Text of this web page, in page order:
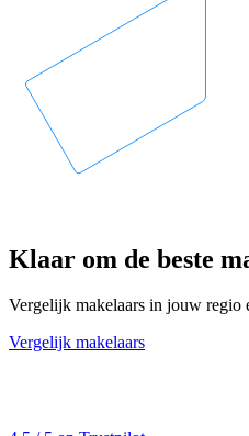
Klaar om de beste
Vergelijk makelaars in jouw regio
Vergelijk makelaars